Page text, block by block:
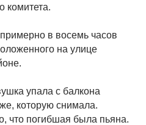
комитета.
в восемь часов
на улице
упала с балкона
которую снимала.
что погибшая была пьяна.